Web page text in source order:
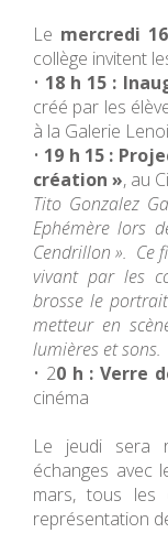
Le mercredi
collège invitent
• 18 h 15 :
créé par les
à la Galerie
• 19 h 15 :
création », au
Tito Gonzalez
Ephémère lors
Cendrillon ». Ce
vivant par les
brosse le
metteur en
lumières et
• 20 h : Verre
cinéma
Le jeudi sera
échanges avec
mars, tous les
représentation